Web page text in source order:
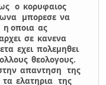
ο κορυφαιος
μπορεσε να
η οποια ας
σε κανενα
εχει πολεμηθει
θεολογους.
απαντηση της
ελατηρια της